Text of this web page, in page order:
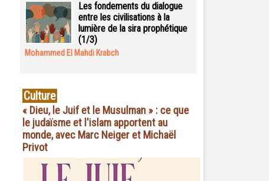
Les fondements du dialogue
entre les civilisations à la
lumière de la sira prophétique
(1/3)
Mohammed El Mahdi Krabch
Culture
« Dieu, le Juif et le Musulman » : ce que
le judaïsme et l'islam apportent au
monde, avec Marc Neiger et Michaël
Privot